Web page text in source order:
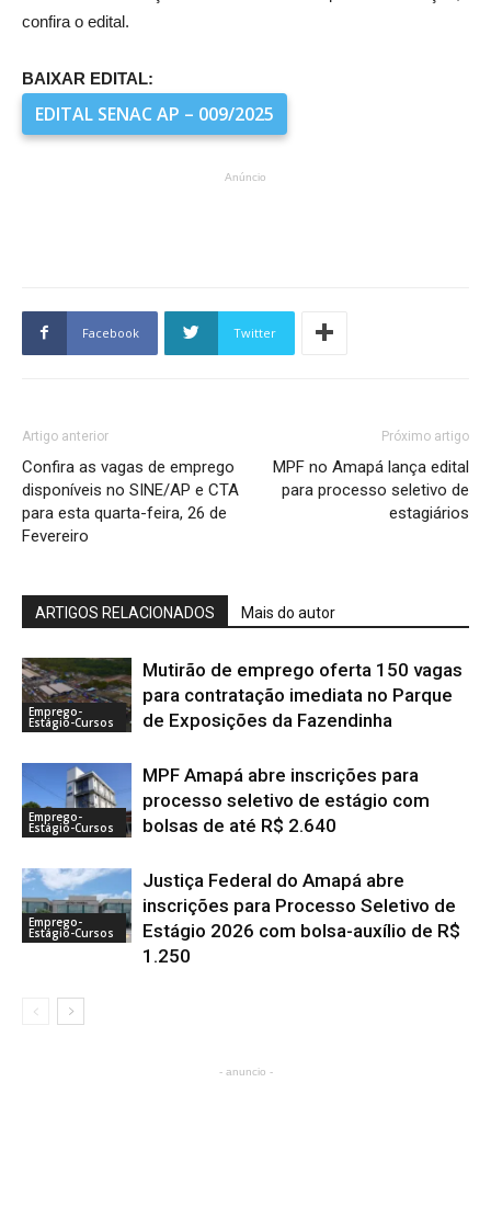
confira o edital.
BAIXAR EDITAL:
EDITAL SENAC AP – 009/2025
Anúncio
Facebook Twitter
Artigo anterior
Confira as vagas de emprego
disponíveis no SINE/AP e CTA
para esta quarta-feira, 26 de
Fevereiro
Próximo artigo
MPF no Amapá lança edital
para processo seletivo de
estagiários
ARTIGOS RELACIONADOS Mais do autor
Emprego-
Estágio-Cursos
Mutirão de emprego oferta 150 vagas
para contratação imediata no Parque
de Exposições da Fazendinha
Emprego-
Estágio-Cursos
MPF Amapá abre inscrições para
processo seletivo de estágio com
bolsas de até R$ 2.640
Emprego-
Estágio-Cursos
Justiça Federal do Amapá abre
inscrições para Processo Seletivo de
Estágio 2026 com bolsa-auxílio de R$
1.250
- anuncio -